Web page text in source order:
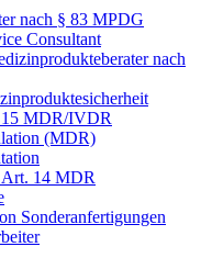
nach § 83 MPDG
Consultant
nach
15 MDR/IVDR
(MDR)
14 MDR
Sonderanfertigungen